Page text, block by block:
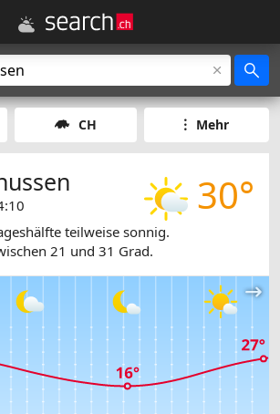
CH Mehr
30°
teilweise sonnig.
21 und 31 Grad.